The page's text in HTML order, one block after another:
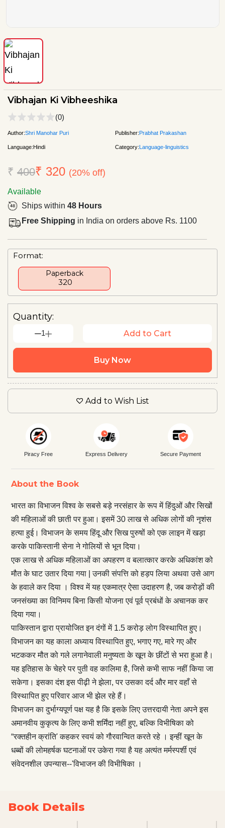
Vibhajan Ki Vibheeshika
(0)
Author:Shri Manohar Puri Publisher:Prabhat Prakashan
Language:Hindi Category:Language-linguistics
₹ 400₹ 320 (20% off)
Available
Ships within 48 Hours
Free Shipping in India on orders above Rs. 1100
Format:
Paperback
₹ 320
Quantity:
1 Add to Cart
Buy Now
Add to Wish List
Piracy Free Express Delivery Secure Payment
About the Book
भारत का विभाजन विश्व के सबसे बड़े नरसंहार के रूप में हिंदुओं और सिखों
की महिलाओं की छाती पर हुआ। इसमें 30 लाख से अधिक लोगों की नृशंस
हत्या हुई। विभाजन के समय हिंदू और सिख पुरुषों को एक लाइन में खड़ा
करके पाकिस्तानी सेना ने गोलियों से भून दिया।
एक लाख से अधिक महिलाओं का अपहरण व बलात्कार करके अधिकांश को
मौत के घाट उतार दिया गया | उनकी संपत्ति को हड़प लिया अथवा उसे आग
के हवाले कर दिया । विश्व में यह एकमात्र ऐसा उदाहरण है, जब करोड़ों की
जनसंख्या का विनिमय बिना किसी योजना एवं पूर्व प्रबंधों के अचानक कर
दिया गया।
पाकिस्तान द्वारा प्रायोजित इन दंगों में 1.5 करोड़ लोग विस्थापित हुए।
विभाजन का यह काला अध्याय विस्थापित हुए, भगाए गए, मारे गए और
भटककर मौत को गले लगानेवाली मनुष्यता के खून के छींटों से भरा हुआ है।
यह इतिहास के चेहरे पर पुती वह कालिमा है, जिसे कभी साफ नहीं किया जा
सकेगा। इसका दंश इस पीढ़ी ने झेला, पर उसका दर्द और मार वहाँ से
विस्थापित हुए परिवार आज भी झेल रहे हैं।
विभाजन का दुर्भाग्यपूर्ण पक्ष यह है कि इसके लिए उत्तरदायी नेता अपने इस
अमानवीय कुकृत्य के लिए कभी शर्मिंदा नहीं हुए, बल्कि विभीषिका को
“रक्तहीन क्रांति' कहकर स्वयं को गौरवान्वित करते रहे । इन्हीं खून के
धब्बों की लोमहर्षक घटनाओं पर उकेरा गया है यह अत्यंत मर्मस्पर्शी एवं
संवेदनशील उपन्यास--'विभाजन की विभीषिका ।
Book Details